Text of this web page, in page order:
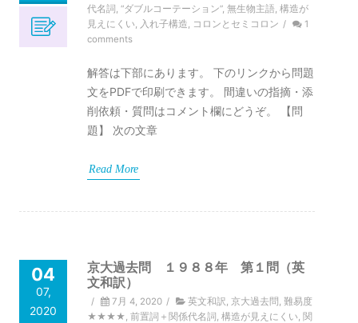
代名詞 , “ダブルコーテーション”, 無生物主語, 構造が
見えにくい, 入れ子構造, コロンとセミコロン /
1
comments
解答は下部にあります。 下のリンクから問題
文をPDFで印刷できます。 間違いの指摘・添
削依頼・質問はコメント欄にどうぞ。 【問
題】 次の文章
Read More
04
07,
2020
京大過去問 １９８８年 第１問（英
文和訳）
/ 7月 4, 2020 / 英文和訳, 京大過去問 , 難易度
★★★★, 前置詞＋関係代名詞 , 構造が見えにくい, 関